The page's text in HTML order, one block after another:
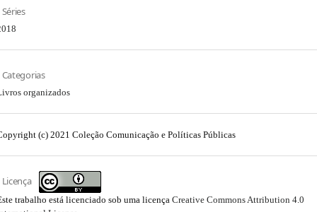
Séries
Categorias
organizados
(c) 2021 Coleção Comunicação e Políticas Públicas
Licença
trabalho está licenciado sob uma licença Creative Commons Attribution 4.0